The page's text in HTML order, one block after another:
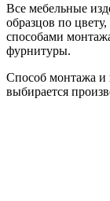
Все мебельные
образцов по
способами
фурнитуры.
Способ монтажа и
выбирается